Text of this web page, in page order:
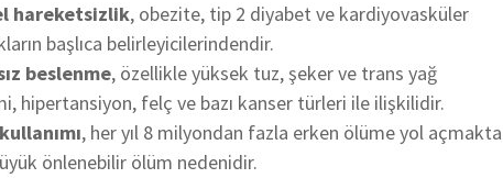
hareketsizlik, obezite, tip 2 diyabet ve kardiyovasküler
başlıca belirleyicilerindendir.
beslenme, özellikle yüksek tuz, şeker ve trans yağ
hipertansiyon, felç ve bazı kanser türleri ile ilişkilidir.
, her yıl 8 milyondan fazla erken ölüme yol açmakta
önlenebilir ölüm nedenidir.